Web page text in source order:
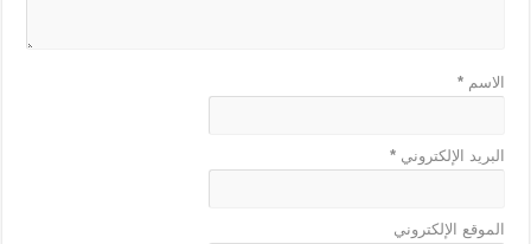
الاسم*
البريد الإلكتروني*
الموقع الإلكتروني